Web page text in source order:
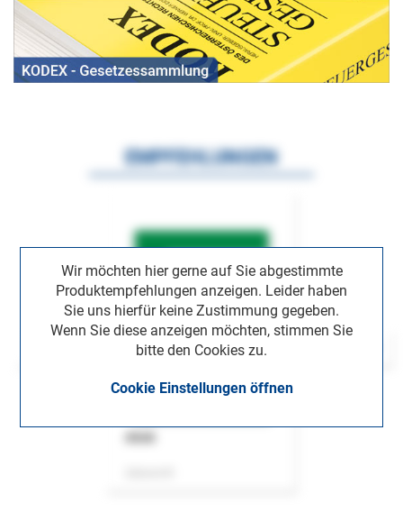
Wir möchten hier gerne auf Sie abgestimmte
Produktempfehlungen anzeigen. Leider haben
Sie uns hierfür keine Zustimmung gegeben.
Wenn Sie diese anzeigen möchten, stimmen Sie
bitte den Cookies zu.
Cookie Einstellungen öffnen
EMPFEHLUNGEN